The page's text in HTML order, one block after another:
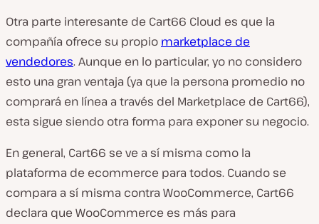
Otra parte interesante de Cart66 Cloud es que la
compañía ofrece su propio marketplace de
vendedores. Aunque en lo particular, yo no considero
esto una gran ventaja (ya que la persona promedio no
comprará en línea a través del Marketplace de Cart66),
esta sigue siendo otra forma para exponer su negocio.
En general, Cart66 se ve a sí misma como la
plataforma de ecommerce para todos. Cuando se
compara a sí misma contra WooCommerce, Cart66
declara que WooCommerce es más para